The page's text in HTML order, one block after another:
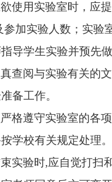
使用实验室时，应
加实验人数；实验
导学生实验并预先做
查阅与实验有关的
备工作。
格遵守实验室的各
学校有关规定处理。
实验时,应自觉打扫